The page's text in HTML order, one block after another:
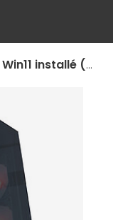
PC Gamer Airstrike XT - Win11 installé (version d'essai)